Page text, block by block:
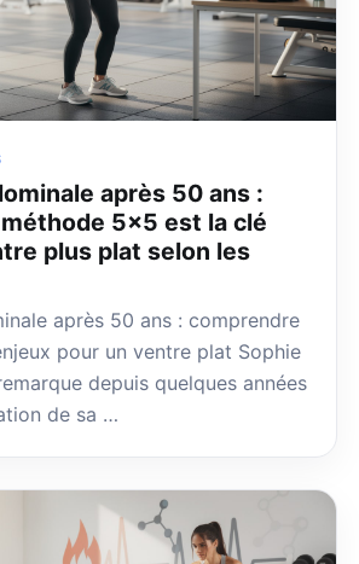
après 50 ans :
5×5 est la clé
plus plat selon les
après 50 ans : comprendre
pour un ventre plat Sophie
depuis quelques années
de sa …